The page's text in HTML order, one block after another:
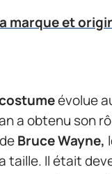
marque et
évolue
a obtenu son
Bruce Wayne,
Il était